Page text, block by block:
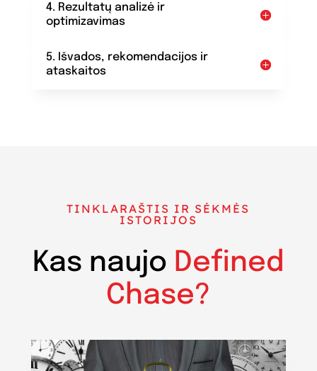
4. Rezultatų analizė ir
optimizavimas
5. Išvados, rekomendacijos ir
ataskaitos
TINKLARAŠTIS IR SĖKMĖS
ISTORIJOS
Kas naujo Defined
Chase?